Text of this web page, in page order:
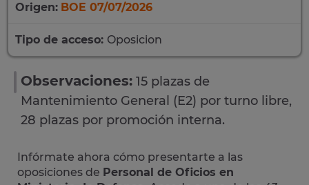
Origen: BOE 07/07/2026
Tipo de acceso: Oposicion
Observaciones: 15 plazas de
Mantenimiento General (E2) por turno libre,
28 plazas por promoción interna.
Infórmate ahora cómo presentarte a las
oposiciones de Personal de Oficios en